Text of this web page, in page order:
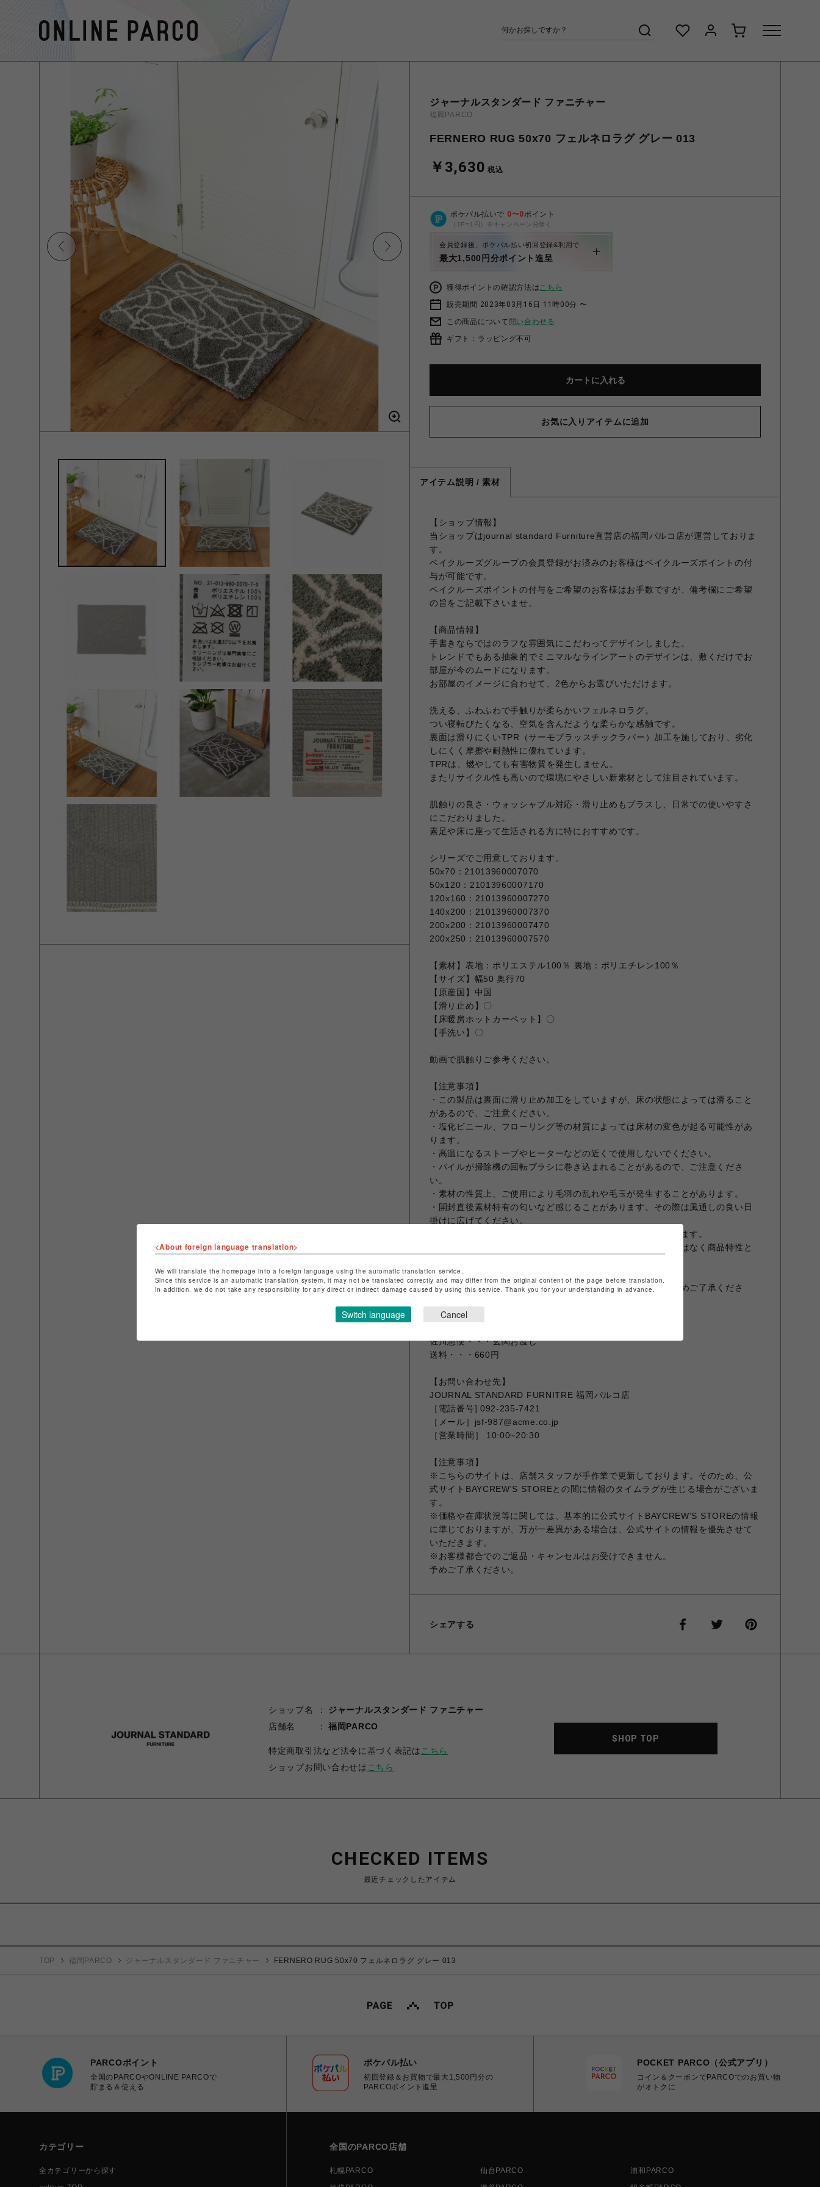
ジャーナルスタンダード ファニチャー
福岡PARCO
FERNERO RUG 50x70 フェルネロラグ グレー 013
￥3,630 税込
ポケパル払いで 0〜0ポイント
（1P=1円）※キャンペーン分除く
会員登録後、ポケパル払い初回登録&利用で
最大1,500円分ポイント進呈
獲得ポイントの確認方法はこちら
販売期間 2023年03月16日 11時00分 〜
この商品について 問い合わせる
ギフト：ラッピング不可
カートに入れる
お気に入りアイテムに追加
アイテム説明 / 素材
【ショップ情報】
当ショップはjournal standard Furniture直営店の福岡パルコ店が運営しておりま
す。
ベイクルーズグループの会員登録がお済みのお客様はベイクルーズポイントの付
与が可能です。
ベイクルーズポイントの付与をご希望のお客様はお手数ですが、備考欄にご希望
の旨をご記載下さいませ。
【商品情報】
手書きならではのラフな雰囲気にこだわってデザインしました。
トレンドでもある抽象的でミニマルなラインアートのデザインは、敷くだけでお
部屋が今のムードになります。
お部屋のイメージに合わせて、2色からお選びいただけます。
洗える、ふわふわで手触りが柔らかいフェルネロラグ。
つい寝転びたくなる、空気を含んだような柔らかな感触です。
裏面は滑りにくいTPR（サーモプラッスチックラバー）加工を施しており、劣化
しにくく摩擦や耐熱性に優れています。
TPRは、燃やしても有害物質を発生しません。
またリサイクル性も高いので環境にやさしい新素材として注目されています。
肌触りの良さ・ウォッシャブル対応・滑り止めもプラスし、日常での使いやすさ
にこだわりました。
素足や床に座って生活される方に特におすすめです。
シリーズでご用意しております。
50x70：21013960007070
50x120：21013960007170
120x160：21013960007270
140x200：21013960007370
200x200：21013960007470
200x250：21013960007570
【素材】表地：ポリエステル100％ 裏地：ポリエチレン100％
【サイズ】幅50 奥行70
【原産国】中国
【滑り止め】〇
【床暖房ホットカーペット】〇
【手洗い】〇
動画で肌触りご参考ください。
【注意事項】
・この製品は裏面に滑り止め加工をしていますが、床の状態によっては滑ること
があるので、ご注意ください。
・塩化ビニール、フローリング等の材質によっては床材の変色が起る可能性があ
ります。
・高温になるストーブやヒーターなどの近くで使用しないでください。
・パイルが掃除機の回転ブラシに巻き込まれることがあるので、ご注意くださ
い。
・素材の性質上、ご使用により毛羽の乱れや毛玉が発生することがあります。
・開封直後素材特有の匂いなど感じることがあります。その際は風通しの良い日
掛けに広げてください。
・写真の角度や照明により色味が異なってみえる場合がございます。
・ご使用中、細かい繊維が出てくることがございます。欠陥ではなく商品特性と
・漂白剤は使用しないで下さい。
・上記注意事項による返品ご交換はお受けしておりません。予めご了承くださ
佐川急便・・・玄関お渡し
送料・・・660円
【お問い合わせ先】
JOURNAL STANDARD FURNITRE 福岡パルコ店
［電話番号] 092-235-7421
［メール］jsf-987@acme.co.jp
［営業時間］ 10:00~20:30
【注意事項】
※こちらのサイトは、店舗スタッフが手作業で更新しております。そのため、公
式サイトBAYCREW'S STOREとの間に情報のタイムラグが生じる場合がございま
す。
※価格や在庫状況等に関しては、基本的に公式サイトBAYCREW'S STOREの情報
に準じておりますが、万が一差異がある場合は、公式サイトの情報を優先させて
いただきます。
※お客様都合でのご返品・キャンセルはお受けできません。
予めご了承ください。
シェアする
ショップ名
ジャーナルスタンダード ファニチャー
店舗名
福岡PARCO
特定商取引法など法令に基づく表記は こちら
ショップお問い合わせは こちら
SHOP TOP
CHECKED ITEMS
最近チェックしたアイテム
TOP 福岡PARCO ジャーナルスタンダード ファニチャー FERNERO RUG 50x70 フェルネロラグ グレー 013
PARCOポイント
全国のPARCOやONLINE PARCOで
貯まる＆使える
ポケパル払い
初回登録＆お買物で最大1,500円分の
PARCOポイント進呈
POCKET PARCO（公式アプリ）
コイン＆クーポンでPARCOでのお買い物
がオトクに
カテゴリー
全カテゴリーから探す
全国のPARCO店舗
札幌PARCO 仙台PARCO
浦和PARCO
<About foreign language translation>
We will translate the homepage into a foreign language using the automatic translation service.
Since this service is an automatic translation system, it may not be translated correctly and may differ from the original content of the page before translation.
In addition, we do not take any responsibility for any direct or indirect damage caused by using this service. Thank you for your understanding in advance.
Switch language Cancel